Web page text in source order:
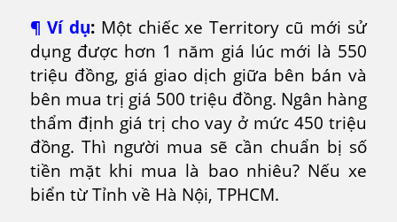
¶ Ví dụ:Một chiếc xe Territory cũ mới sử
dụng được hơn 1 năm giá lúc mới là 550
triệu đồng, giá giao dịch giữa bên bán và
bên mua trị giá 500 triệu đồng. Ngân hàng
thẩm định giá trị cho vay ở mức 450 triệu
đồng. Thì người mua sẽ cần chuẩn bị số
tiền mặt khi mua là bao nhiêu? Nếu xe
biển từ Tỉnh về Hà Nội, TPHCM.